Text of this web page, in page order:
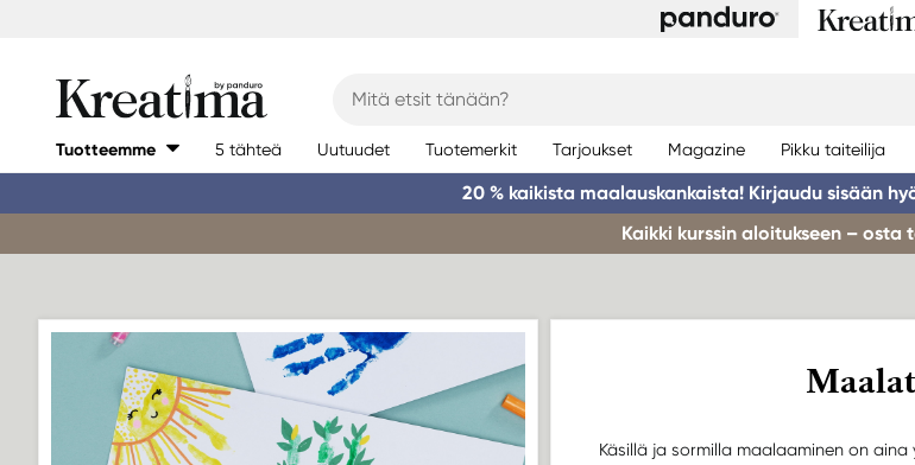
Tuotteemme 5 tähteä Uutuudet Tuotemerkit Tarjoukset Magazine Pikku taiteilija
20 % kaikista maalauskankaista! Kirjaudu sisään
Kaikki kurssin aloitukseen – osta
Käsillä ja sormilla maalaaminen on